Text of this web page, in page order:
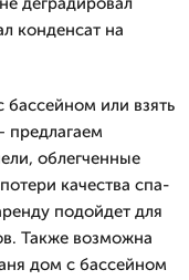
конденсат на
бассейном или взять
предлагаем
облегченные
качества спа-
подойдет для
Также возможна
дом с бассейном